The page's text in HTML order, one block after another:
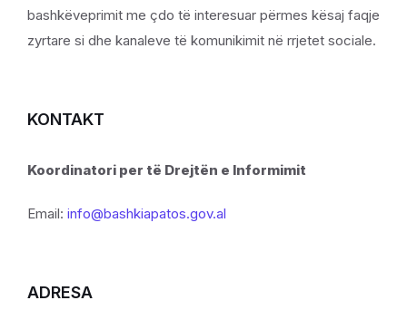
bashkëveprimit me çdo të interesuar përmes kësaj faqje
zyrtare si dhe kanaleve të komunikimit në rrjetet sociale.
KONTAKT
Koordinatori per të Drejtën e Informimit
Email: info@bashkiapatos.gov.al
ADRESA